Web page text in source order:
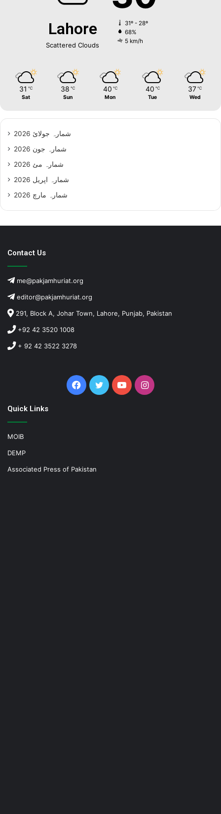
Lahore
Scattered Clouds
31º - 28º
68%
5 km/h
31 ℃
Sat
38 ℃
Sun
40 ℃
Mon
40 ℃
Tue
37 ℃
Wed
شمارہ جولائ 2026
شمارہ جون 2026
شمارہ مئ 2026
شمارہ اپریل 2026
شمارہ مارچ 2026
Contact Us
me@pakjamhuriat.org
editor@pakjamhuriat.org
291, Block A, Johar Town, Lahore, Punjab, Pakistan
+92 42 3520 1008
+ 92 42 3522 3278
Facebook
TwitterYouTubeInstagram
Quick Links
MOIB
DEMP
Associated Press of Pakistan